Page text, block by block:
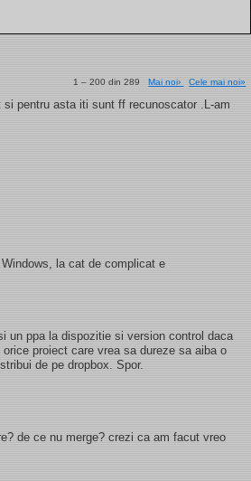
1 – 200 din 289Mai noi› Cele mai noi»
pentru asta iti sunt ff recunoscator .L-am
la cat de complicat e
un ppa la dispozitie si version control daca
proiect care vrea sa dureze sa aiba o
de pe dropbox. Spor.
de ce nu merge? crezi ca am facut vreo